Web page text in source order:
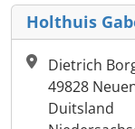
Holthuis
Dietrich
49828
Duitsland